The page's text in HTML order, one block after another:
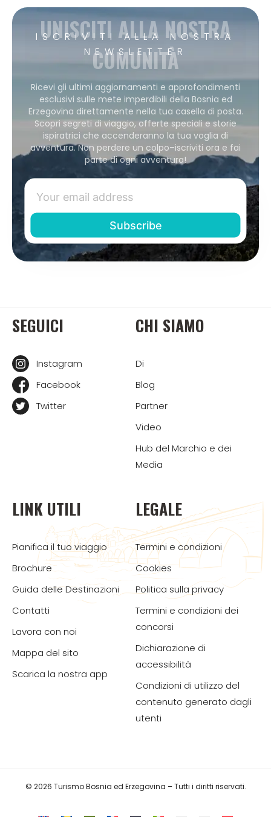
ISCRIVITI ALLA NOSTRA
NEWSLETTER
UNISCITI ALLA NOSTRA
COMUNITÀ
Ricevi gli ultimi aggiornamenti e approfondimenti
esclusivi sulle mete imperdibili della Bosnia ed
Erzegovina direttamente nella tua casella di posta.
Scopri segreti di viaggio, offerte speciali e storie
ispiratrici che accenderanno la tua voglia di
avventura. Non perdere un colpo–iscriviti ora e fai
parte di ogni avventura!
SEGUICI
Instagram
Facebook
Twitter
CHI SIAMO
Di
Blog
Partner
Video
Hub del Marchio e dei
Media
LINK UTILI
Pianifica il tuo viaggio
Brochure
Guida delle Destinazioni
Contatti
Lavora con noi
Mappa del sito
Scarica la nostra app
LEGALE
Termini e condizioni
Cookies
Politica sulla privacy
Termini e condizioni dei
concorsi
Dichiarazione di
accessibilità
Condizioni di utilizzo del
contenuto generato dagli
utenti
© 2026 Turismo Bosnia ed Erzegovina – Tutti i diritti riservati.